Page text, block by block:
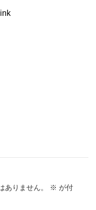
ありません。 ※ が付